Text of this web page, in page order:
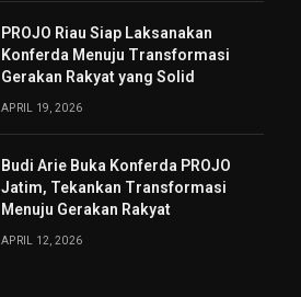
PROJO Riau Siap Laksanakan
Konferda Menuju Transformasi
Gerakan Rakyat yang Solid
APRIL 19, 2026
Budi Arie Buka Konferda PROJO
Jatim, Tekankan Transformasi
Menuju Gerakan Rakyat
APRIL 12, 2026